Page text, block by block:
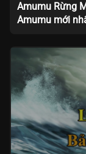
Amumu Rừng
Amumu mới